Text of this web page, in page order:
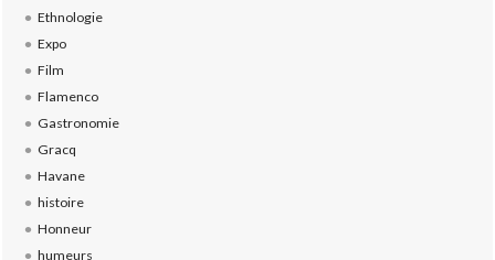
Ethnologie
Expo
Film
Flamenco
Gastronomie
Gracq
Havane
histoire
Honneur
humeurs